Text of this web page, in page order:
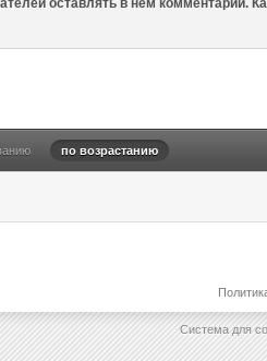
оставлять в нем комментарии.
по возрастанию
Система для